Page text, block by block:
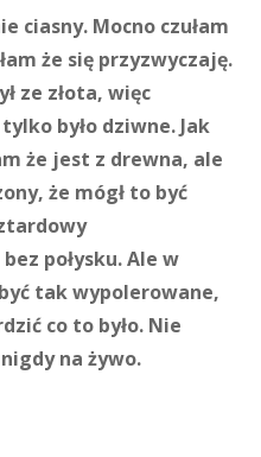
ciasny. Mocno czułam
że się przyzwyczaję.
ze złota, więc
było dziwne. Jak
że jest z drewna, ale
że mógł to być
połysku. Ale w
tak wypolerowane,
co to było. Nie
na żywo.